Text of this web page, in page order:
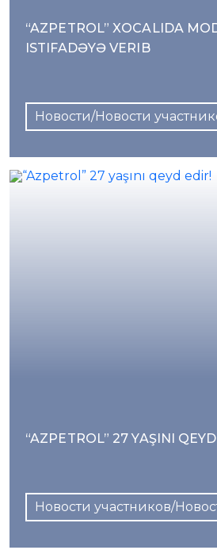
“AZPETROL” XOCALIDA
ISTIFADƏYƏ VERIB
Новости/Новости
“AZPETROL” 27 YAŞINI
Новости участников/